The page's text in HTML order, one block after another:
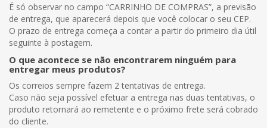
É só observar no campo “CARRINHO DE COMPRAS”, a previsão
de entrega, que aparecerá depois que você colocar o seu CEP.
O prazo de entrega começa a contar a partir do primeiro dia útil
seguinte à postagem.
O que acontece se não encontrarem ninguém para
entregar meus produtos?
Os correios sempre fazem 2 tentativas de entrega.
Caso não seja possível efetuar a entrega nas duas tentativas, o
produto retornará ao remetente e o próximo frete será cobrado
do cliente.